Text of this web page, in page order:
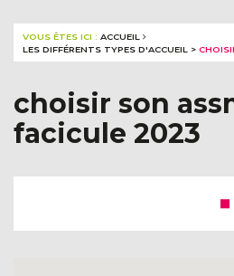
VOUS ÊTES ICI : ACCUEIL
LES DIFFÉRENTS TYPES D'ACCUEIL
>
choisir son
facicule 2023